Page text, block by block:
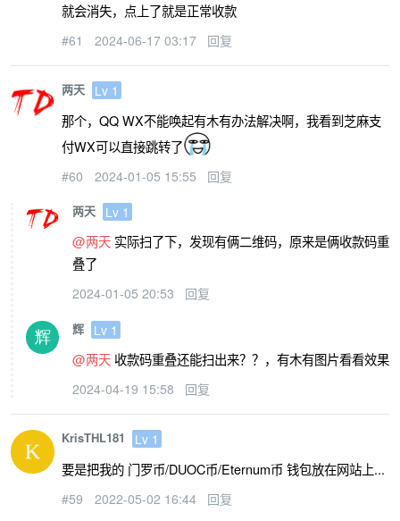
就会消失，点上了就是正常收款
#61 2024-06-17 03:17 回复
两天 Lv 1
那个，QQ WX不能唤起有木有办法解决啊，我看到芝麻支
付WX可以直接跳转了
#60 2024-01-05 15:55 回复
两天 Lv 1
@两天 实际扫了下，发现有俩二维码，原来是俩收款码重
叠了
2024-01-05 20:53 回复
辉 Lv 1
@两天 收款码重叠还能扫出来？？，有木有图片看看效果
2024-04-19 15:58 回复
KrisTHL181 Lv 1
要是把我的 门罗币/DUOC币/Eternum币 钱包放在网站上...
#59 2022-05-02 16:44 回复